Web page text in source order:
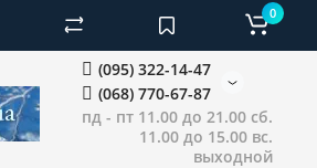
(095) 322-14-47
(068) 770-67-87
пд - пт 11.00 до 21.00 сб.
11.00 до 15.00 вс.
выходной
0